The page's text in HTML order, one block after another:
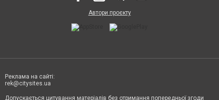
Автори проєкту
Реклама на сайті:
rek@citysites.ua
Допускається цитування матеріалів без отримання попередньої згоди